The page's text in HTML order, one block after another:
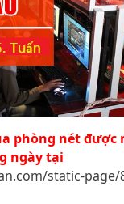
phòng nét được
ngày tại
static-page/